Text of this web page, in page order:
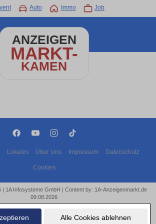
Alle Cookies ablehnen
Auto Immo Job
ANZEIGEN
MARKT-
KAMEN
Lokales Über Uns Impressum Datenschutz
Cookies
1A Infosysteme GmbH | Content by: 1A-Anzeigenmarkt.de
09.08.2026